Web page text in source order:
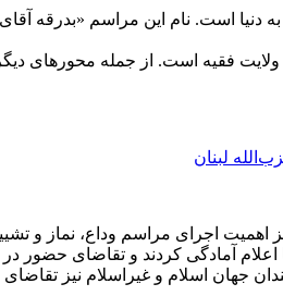
دنیا است. نام این مراسم «بدرقه
فقیه است. از جمله محورهای
لبنان
اهمیت اجرای مراسم وداع، نماز و
جهان اسلام و غیراسلام نیز